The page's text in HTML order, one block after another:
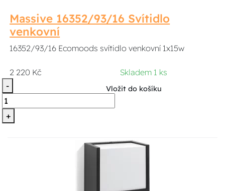
Massive 16352/93/16 Svítidlo
venkovní
16352/93/16 Ecomoods svítidlo venkovní 1x15w
2 220 Kč
Skladem 1 ks
-
+
Vložit do košíku